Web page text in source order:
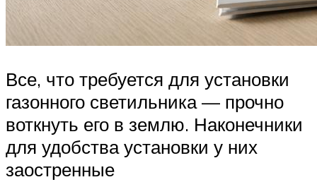
Все, что требуется для установки
газонного светильника — прочно
воткнуть его в землю. Наконечники
для удобства установки у них
заостренные